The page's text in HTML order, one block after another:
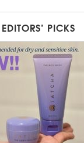
EDITORS’ PICKS